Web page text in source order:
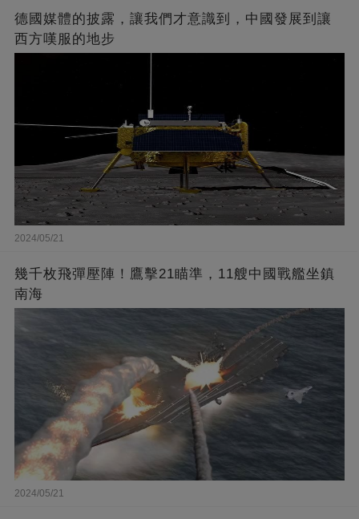
德國媒體的披露，讓我們才意識到，中國發展到讓
西方嘆服的地步
2024/05/21
幾千枚飛彈壓陣！鷹擊21瞄準，11艘中國戰艦坐鎮
南海
2024/05/21